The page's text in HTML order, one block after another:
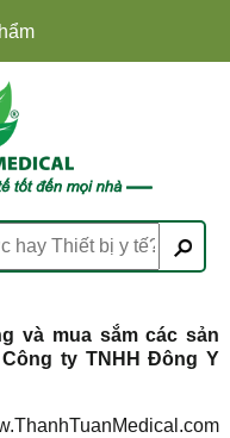
và mua sắm các sản
ty TNHH Đông Y